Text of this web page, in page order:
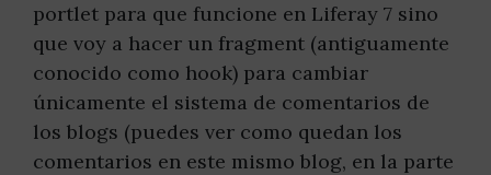
portlet para que funcione en Liferay 7 sino
que voy a hacer un fragment (antiguamente
conocido como hook) para cambiar
únicamente el sistema de comentarios de
los blogs (puedes ver como quedan los
comentarios en este mismo blog, en la parte